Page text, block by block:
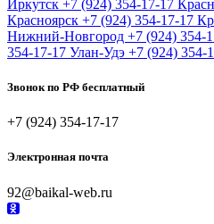
Иркутск +7 (924) 354-17-17
Красноярск +7 (924) 354-17-17
Нижний-Новгород +7 (924) 354-
354-17-17 Улан-Удэ +7 (924) 354-
Звонок по РФ бесплатный
+7 (924) 354-17-17
Электронная почта
92@baikal-web.ru